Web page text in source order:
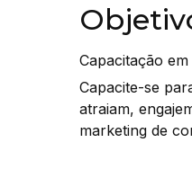
Capacitação
Capacite-se
atraiam,
marketing de